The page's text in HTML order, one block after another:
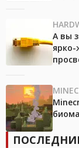
А вы